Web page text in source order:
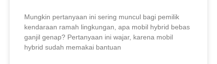
Mungkin pertanyaan ini sering muncul bagi pemilik
kendaraan ramah lingkungan, apa mobil hybrid bebas
ganjil genap? Pertanyaan ini wajar, karena mobil
hybrid sudah memakai bantuan